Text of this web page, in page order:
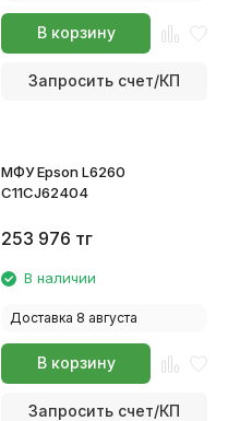
В корзину
Запросить счет/КП
МФУ Epson L6260
C11CJ62404
253 976 тг
В наличии
Доставка 8 августа
В корзину
Запросить счет/КП